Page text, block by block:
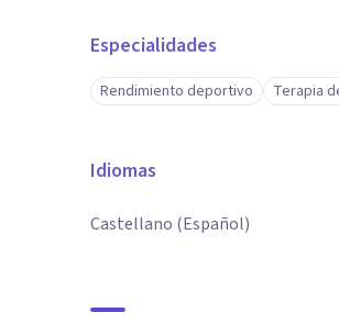
Especialidades
Rendimiento deportivo Terapia
Idiomas
Castellano (Español)